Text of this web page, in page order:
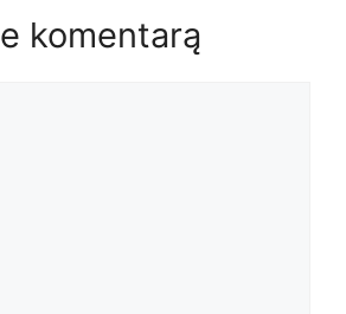
komentarą